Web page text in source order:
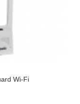
Wi-Fi